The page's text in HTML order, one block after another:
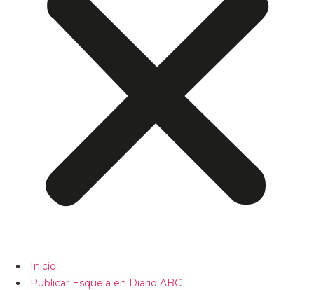
Inicio
Publicar Esquela en Diario ABC